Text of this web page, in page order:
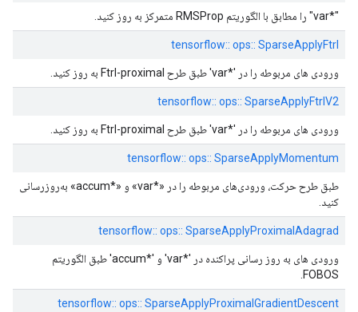
"*var" را مطابق با الگوریتم RMSProp متمرکز به روز کنید.
tensorflow:: ops:: SparseApplyFtrl
ورودی های مربوطه را در '*var' طبق طرح Ftrl-proximal به روز کنید.
tensorflow:: ops:: SparseApplyFtrlV2
ورودی های مربوطه را در '*var' طبق طرح Ftrl-proximal به روز کنید.
tensorflow:: ops:: SparseApplyMomentum
طبق طرح حرکت، ورودی‌های مربوطه را در «*var» و «*accum» به‌روزرسانی
کنید.
tensorflow:: ops:: SparseApplyProximalAdagrad
ورودی های به روز رسانی پراکنده در '*var' و '*accum' طبق الگوریتم
FOBOS.
tensorflow:: ops:: SparseApplyProximalGradientDescent